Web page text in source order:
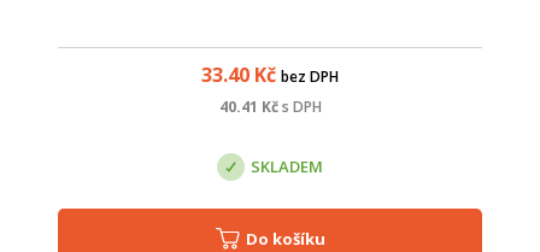
33.40 Kč bez DPH
40.41 Kč s DPH
SKLADEM
Do košíku